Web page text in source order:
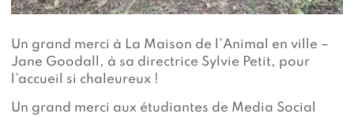
Un grand merci à La Maison de l’Animal en ville –
Jane Goodall, à sa directrice Sylvie Petit, pour
l’accueil si chaleureux !
Un grand merci aux étudiantes de Media Social